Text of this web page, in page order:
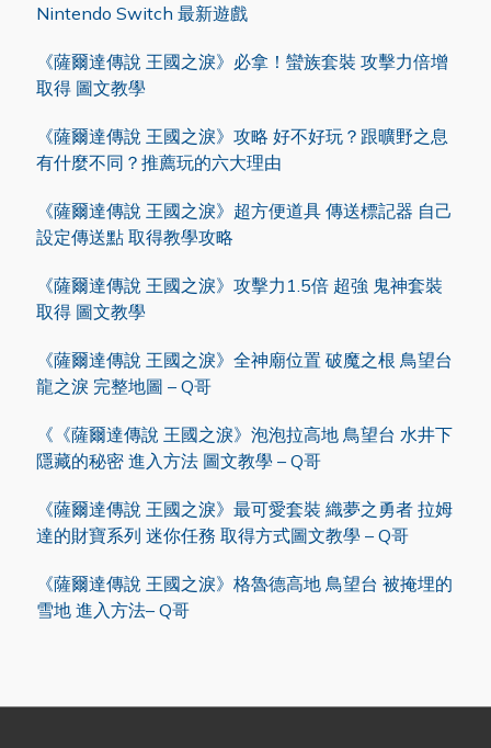
Nintendo Switch 最新遊戲
《薩爾達傳說 王國之淚》必拿！蠻族套裝 攻擊力倍增
取得 圖文教學
《薩爾達傳說 王國之淚》攻略 好不好玩？跟曠野之息
有什麼不同？推薦玩的六大理由
《薩爾達傳說 王國之淚》超方便道具 傳送標記器 自己
設定傳送點 取得教學攻略
《薩爾達傳說 王國之淚》攻擊力1.5倍 超強 鬼神套裝
取得 圖文教學
《薩爾達傳說 王國之淚》全神廟位置 破魔之根 鳥望台
龍之淚 完整地圖 – Q哥
《《薩爾達傳說 王國之淚》泡泡拉高地 鳥望台 水井下
隱藏的秘密 進入方法 圖文教學 – Q哥
《薩爾達傳說 王國之淚》最可愛套裝 織夢之勇者 拉姆
達的財寶系列 迷你任務 取得方式圖文教學 – Q哥
《薩爾達傳說 王國之淚》格魯德高地 鳥望台 被掩埋的
雪地 進入方法– Q哥